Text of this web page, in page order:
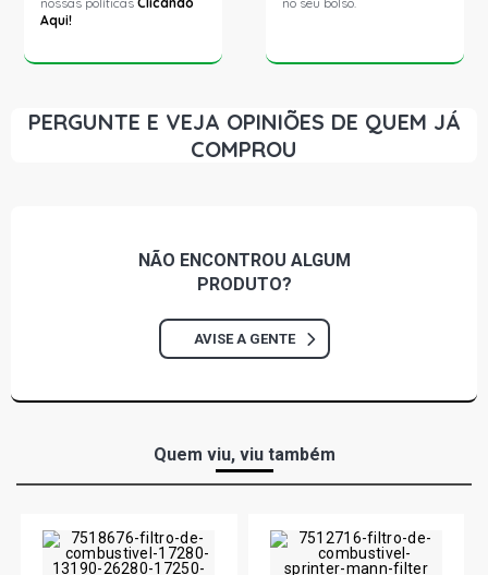
Aqui!
PERGUNTE E VEJA OPINIÕES DE QUEM JÁ
COMPROU
NÃO ENCONTROU ALGUM
PRODUTO?
AVISE A GENTE
Quem viu, viu também